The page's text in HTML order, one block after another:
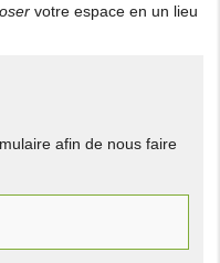
votre espace en un lieu
afin de nous faire